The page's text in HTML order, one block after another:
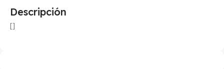
Descripción
[]